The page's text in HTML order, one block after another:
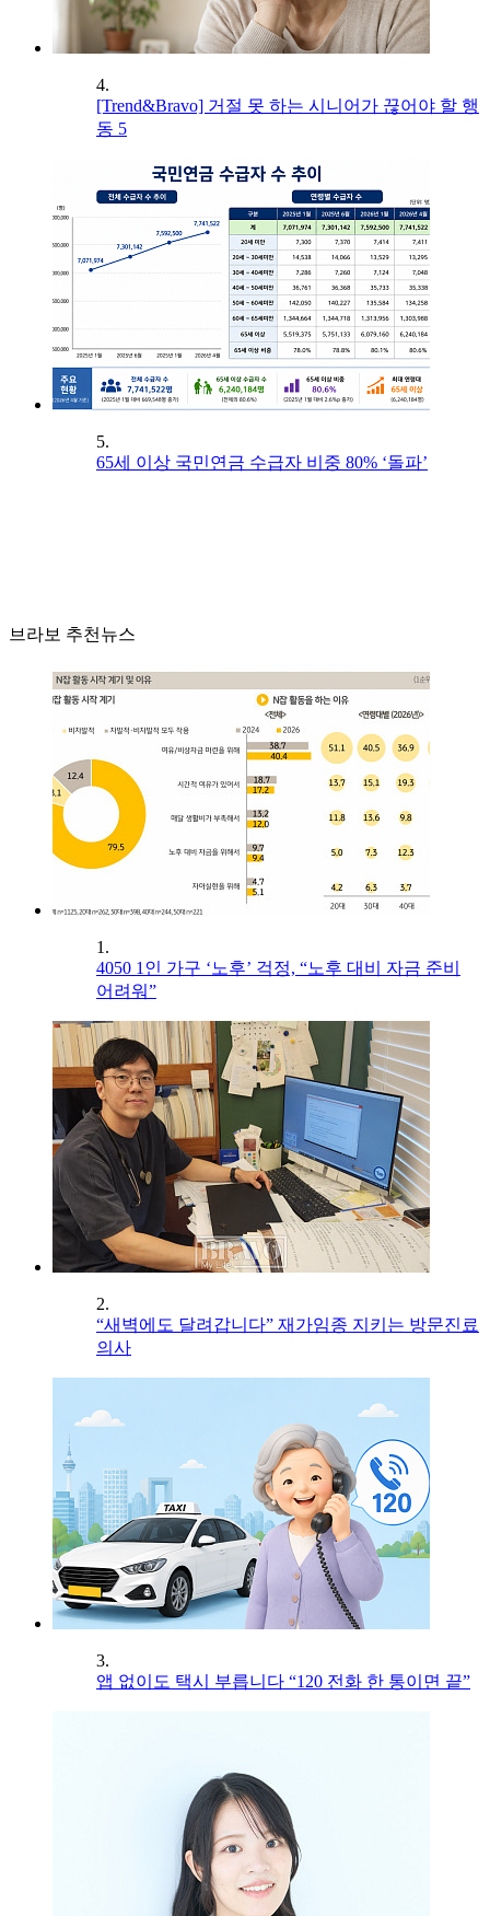
4.
[Trend&Bravo] 거절 못 하는 시니어가 끊어야 할 행
동 5
5.
65세 이상 국민연금 수급자 비중 80% ‘돌파’
브라보 추천뉴스
1.
4050 1인 가구 ‘노후’ 걱정, “노후 대비 자금 준비
어려워”
2.
“새벽에도 달려갑니다” 재가임종 지키는 방문진료
의사
3.
앱 없이도 택시 부릅니다 “120 전화 한 통이면 끝”